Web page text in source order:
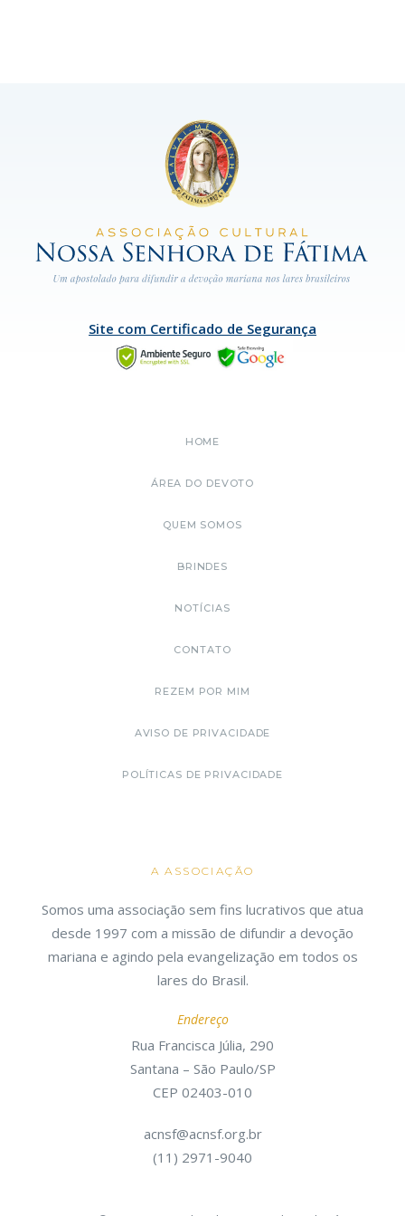
Site com Certificado de Segurança
HOME
ÁREA DO DEVOTO
QUEM SOMOS
BRINDES
NOTÍCIAS
CONTATO
REZEM POR MIM
AVISO DE PRIVACIDADE
POLÍTICAS DE PRIVACIDADE
A ASSOCIAÇÃO
Somos uma associação sem fins lucrativos que atua
desde 1997 com a missão de difundir a devoção
mariana e agindo pela evangelização em todos os
lares do Brasil.
Endereço
Rua Francisca Júlia, 290
Santana – São Paulo/SP
CEP 02403-010
acnsf@acnsf.org.br
(11) 2971-9040